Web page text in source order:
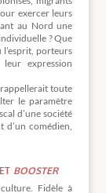
exercer leurs
au Nord une
? Que
porteurs
expression
toute
le paramètre
d’une société
d’un comédien,
booster
Fidèle à